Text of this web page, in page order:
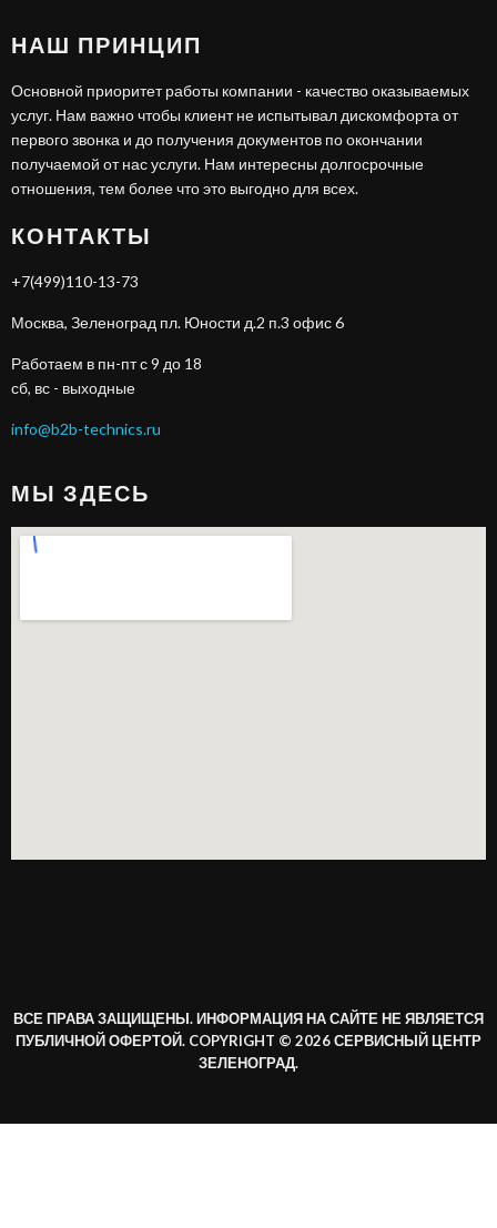
НАШ ПРИНЦИП
Основной приоритет работы компании - качество оказываемых
услуг. Нам важно чтобы клиент не испытывал дискомфорта от
первого звонка и до получения документов по окончании
получаемой от нас услуги. Нам интересны долгосрочные
отношения, тем более что это выгодно для всех.
КОНТАКТЫ
+7(499)110-13-73
Москва, Зеленоград пл. Юности д.2 п.3 офис 6
Работаем в пн-пт с 9 до 18
сб, вс - выходные
info@b2b-technics.ru
МЫ ЗДЕСЬ
ВСЕ ПРАВА ЗАЩИЩЕНЫ. ИНФОРМАЦИЯ НА САЙТЕ НЕ ЯВЛЯЕТСЯ
ПУБЛИЧНОЙ ОФЕРТОЙ. COPYRIGHT © 2026 СЕРВИСНЫЙ ЦЕНТР
ЗЕЛЕНОГРАД.